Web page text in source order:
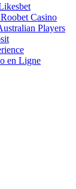
Casino
Players
en Ligne